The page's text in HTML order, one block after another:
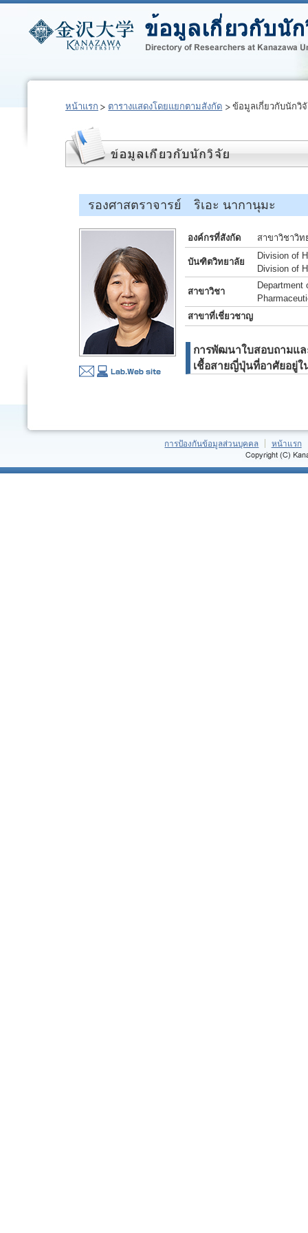
หน้าแรก ตารางแสดงโดยแยกตามสังกัด ข้อมูลเกี่ยวกับนักวิ
รองศาสตราจารย์ ริเอะ นากานุมะ
องค์กรที่สังกัด สาขาวิชาวิ
บันฑิตวิทยาลัย
Division of
Division of
สาขาวิชา
Department
สาขาที่เชี่ยวชาญ
การพัฒนาใบสอบถามแล
เชื้อสายญี่ปุ่นที่อาศัยอยู่
การป้องกันข้อมูลส่วนบุคคล หน้าแรก